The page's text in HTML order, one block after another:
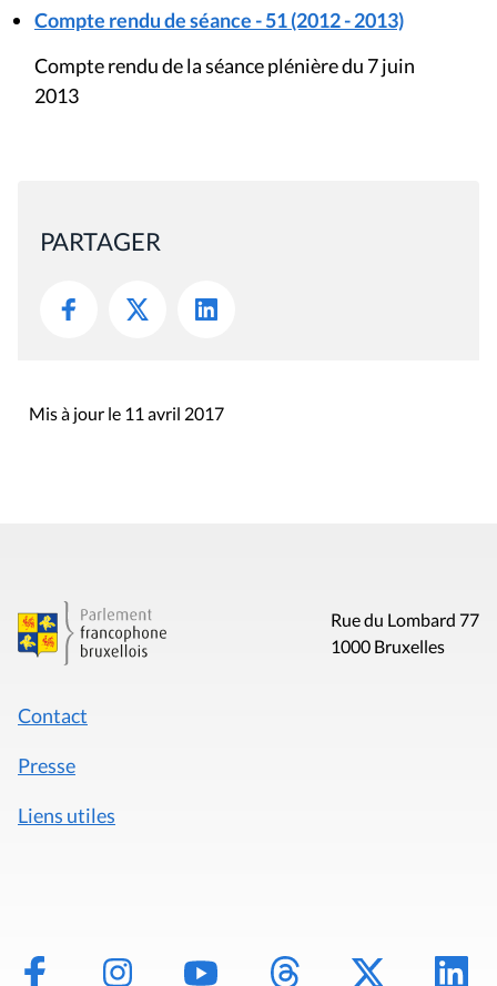
Compte rendu de séance - 51 (2012 - 2013)
Compte rendu de la séance plénière du 7 juin
2013
PARTAGER
Mis à jour le 11 avril 2017
Rue du Lombard 77
1000 Bruxelles
Contact
Presse
Liens utiles